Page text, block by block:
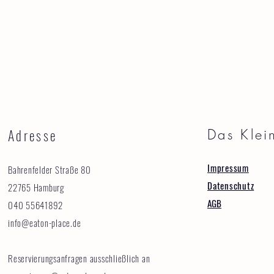
Adresse
Bahrenfelder Straße 80
22765 Hamburg
040 55641892
info@eaton-place.de
Reservierungsanfragen ausschließlich an
Das
Impressum
Datenschutz
AGB